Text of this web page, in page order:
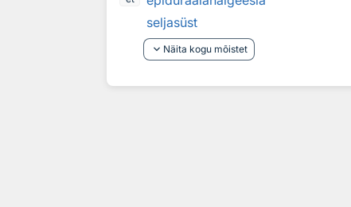
seljasüst
keyboard_arrow_down Näita kogu mõistet